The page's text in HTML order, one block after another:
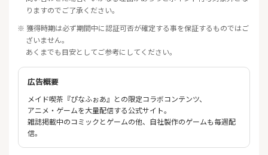
りますのでご了承ください。
※ 獲得時期は必ず期間中に認証可否が確定する事を保証するものではご
ざいません。
あくまでも目安としてご参考にしてください。
広告概要
メイド喫茶『ぴなふぉあ』との限定コラボコンテンツ、
アニメ・ゲームを大量配信する公式サイト。
雑誌掲載中のコミックとゲームの他、自社製作のゲームも毎週配
信。